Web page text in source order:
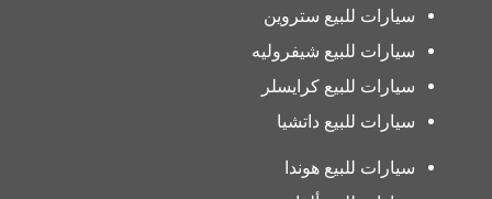
سيارات للبيع ستروين
سيارات للبيع شيفروليه
سيارات للبيع كرايسلر
سيارات للبيع داتشيا
سيارات للبيع هوندا